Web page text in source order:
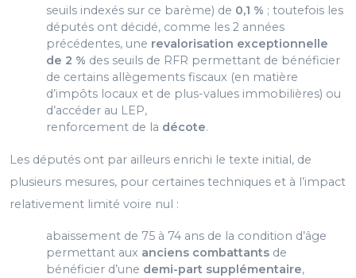
seuils indexés sur ce barème) de 0,1 % ; toutefois les
députés ont décidé, comme les 2 années
précédentes, une revalorisation exceptionnelle
de 2 % des seuils de RFR permettant de bénéficier
de certains allègements fiscaux (en matière
d’impôts locaux et de plus-values immobilières) ou
d’accéder au LEP,
renforcement de la décote.
Les députés ont par ailleurs enrichi le texte initial, de
plusieurs mesures, pour certaines techniques et à l’impact
relativement limité voire nul :
abaissement de 75 à 74 ans de la condition d’âge
permettant aux anciens combattants de
bénéficier d’une demi-part supplémentaire,